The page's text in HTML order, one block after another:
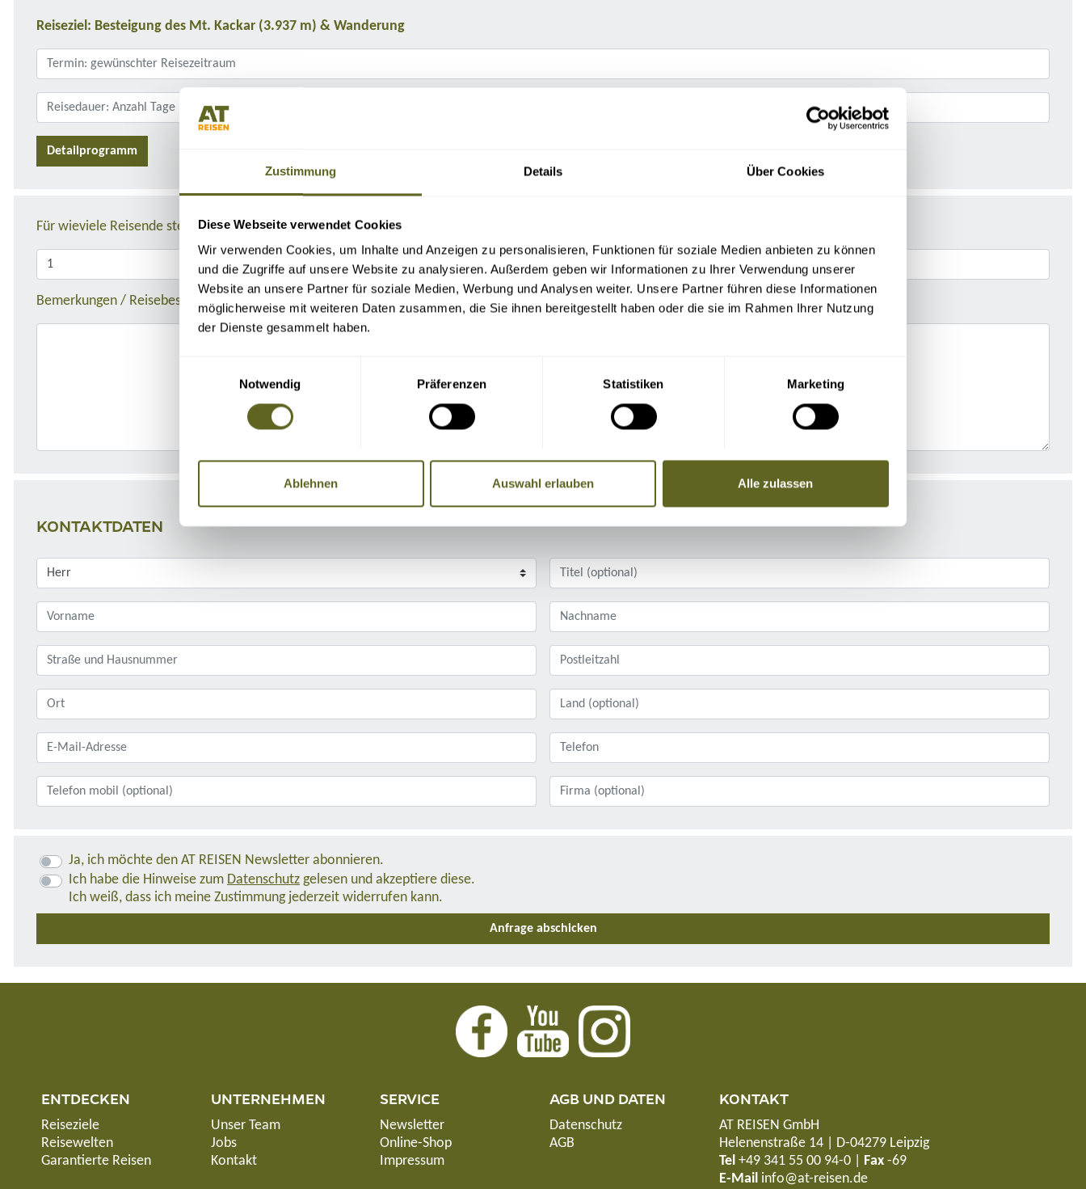
Zustimmung Details Über Cookies
Diese Webseite verwendet Cookies
Wir verwenden Cookies, um Inhalte und Anzeigen zu personalisieren, Funktionen für soziale Medien anbieten zu können
und die Zugriffe auf unsere Website zu analysieren. Außerdem geben wir Informationen zu Ihrer Verwendung unserer
Website an unsere Partner für soziale Medien, Werbung und Analysen weiter. Unsere Partner führen diese Informationen
möglicherweise mit weiteren Daten zusammen, die Sie ihnen bereitgestellt haben oder die sie im Rahmen Ihrer Nutzung
der Dienste gesammelt haben.
Notwendig
Präferenzen Statistiken Marketing
Ablehnen Auswahl erlauben Alle zulassen
Reiseziel: Besteigung des Mt. Kackar (3.937 m) & Wanderung
Detailprogramm
Für wieviele Reisende stellen Sie die Anfrage?
Bemerkungen / Reisebeschreibung
KONTAKTDATEN
Ja, ich möchte den AT REISEN Newsletter abonnieren.
Ich habe die Hinweise zum Datenschutz gelesen und akzeptiere diese.
Ich weiß, dass ich meine Zustimmung jederzeit widerrufen kann.
ENTDECKEN
Reiseziele
Reisewelten
Garantierte Reisen
UNTERNEHMEN
Unser Team
Jobs
Kontakt
SERVICE
Newsletter
Online-Shop
Impressum
AGB UND DATEN
Datenschutz
AGB
KONTAKT
AT REISEN GmbH
Helenenstraße 14 | D-04279 Leipzig
Tel +49 341 55 00 94-0| Fax-69
E-Mail info@at-reisen.de